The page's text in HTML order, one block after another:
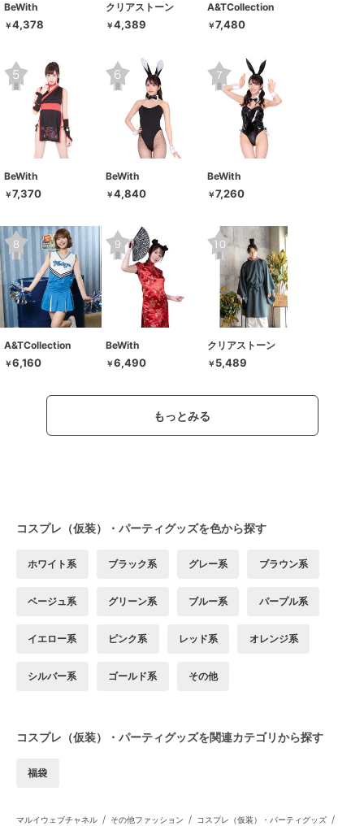
BeWith
￥4,378
クリアストーン
￥4,389
A&TCollection
￥7,480
BeWith
￥7,370
BeWith
￥4,840
BeWith
￥7,260
A&TCollection
￥6,160
BeWith
￥6,490
クリアストーン
￥ 5,489
もっとみる
コスプレ（仮装）・パーティグッズを色から探す
ホワイト系 ブラック系 グレー系 ブラウン系
ベージュ系 グリーン系 ブルー系 パープル系
イエロー系 ピンク系 レッド系 オレンジ系
シルバー系 ゴールド系 その他
コスプレ（仮装）・パーティグッズを関連カテゴリから探す
福袋
マルイウェブチャネル / その他ファッション / コスプレ（仮装）・パーティグッズ /